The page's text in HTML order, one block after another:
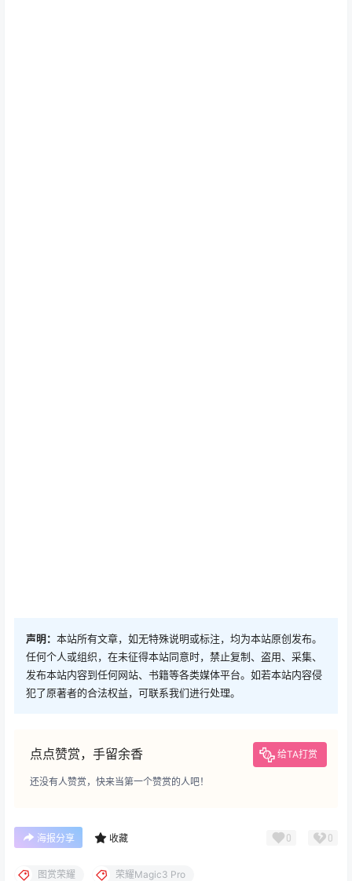
声明： 本站所有文章，如无特殊说明或标注，均为本站原创发布。
任何个人或组织，在未征得本站同意时，禁止复制、盗用、采集、
发布本站内容到任何网站、书籍等各类媒体平台。如若本站内容侵
犯了原著者的合法权益，可联系我们进行处理。
点点赞赏，手留余香 给TA打赏
还没有人赞赏，快来当第一个赞赏的人吧！
海报分享 收藏 0 0
图赏荣耀 荣耀Magic3 Pro